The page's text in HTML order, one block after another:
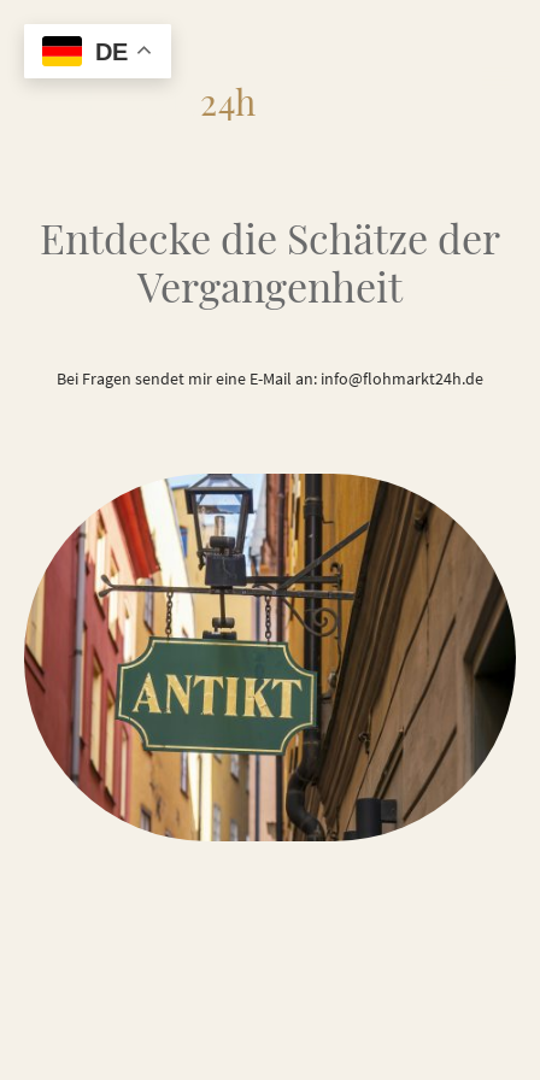
24h
Entdecke die Schätze der
Vergangenheit
Bei Fragen sendet mir eine E-Mail an: info@flohmarkt24h.de
DE